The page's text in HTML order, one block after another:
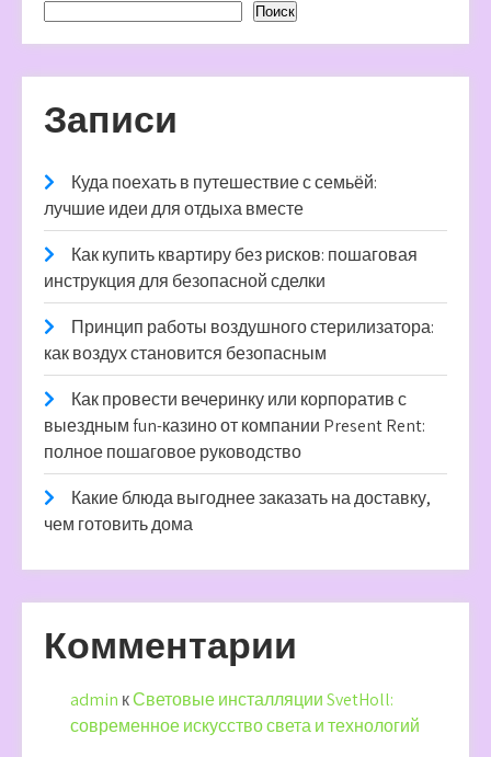
Поиск
Записи
Куда поехать в путешествие с семьёй:
лучшие идеи для отдыха вместе
Как купить квартиру без рисков: пошаговая
инструкция для безопасной сделки
Принцип работы воздушного стерилизатора:
как воздух становится безопасным
Как провести вечеринку или корпоратив с
выездным fun-казино от компании Present Rent:
полное пошаговое руководство
Какие блюда выгоднее заказать на доставку,
чем готовить дома
Комментарии
admin кСветовые инсталляции SvetHoll:
современное искусство света и технологий